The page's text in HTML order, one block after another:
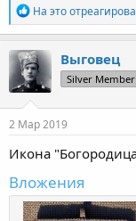
Р
е
а
к
ц
и
и
:
На это
Выговец
Silver Member
2 Мар 2019
Икона
Вложения